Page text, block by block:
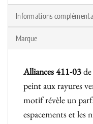
Informations
Marque
Alliances 411-03de
peint aux rayures
motif révèle un
espacements et les